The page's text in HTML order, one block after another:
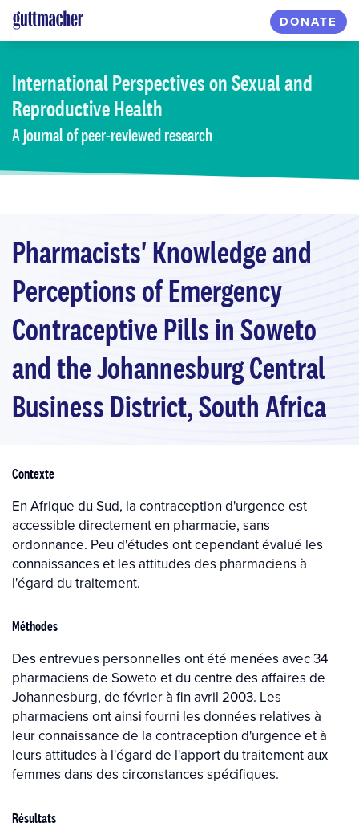
Skip
to
content
DONATE
International Perspectiveson Sexual and
Reproductive Health
A journal of peer-reviewed research
Pharmacists' Knowledge and
Perceptions of Emergency
Contraceptive Pills in Soweto
and the Johannesburg Central
Business District, South Africa
Contexte
En Afrique du Sud, la contraception d'urgence est
accessible directement en pharmacie, sans
ordonnance. Peu d'études ont cependant évalué les
connaissances et les attitudes des pharmaciens à
l'égard du traitement.
Méthodes
Des entrevues personnelles ont été menées avec 34
pharmaciens de Soweto et du centre des affaires de
Johannesburg, de février à fin avril 2003. Les
pharmaciens ont ainsi fourni les données relatives à
leur connaissance de la contraception d'urgence et à
leurs attitudes à l'égard de l'apport du traitement aux
femmes dans des circonstances spécifiques.
Résultats